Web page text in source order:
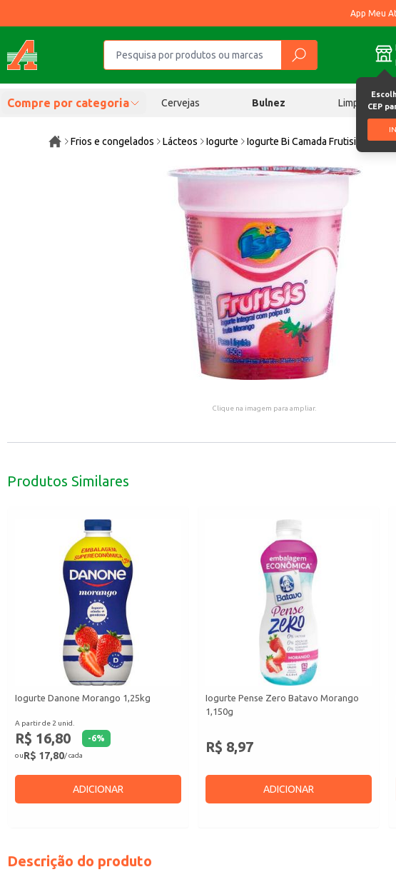
App Meu
CEP
Compre por categoria Cervejas Bulnez Limpeza
Frios e congelados Lácteos Iogurte Iogurte Bi Camada Frutisis
Clique na imagem para ampliar.
Produtos Similares
Iogurte Danone Morango 1,25kg
A partir de 2 unid.
R$ 16,80 -6%
ouR$ 17,80/ cada
ADICIONAR
Iogurte Pense Zero Batavo Morango
1,150g
R$ 8,97
ADICIONAR
Descrição do produto